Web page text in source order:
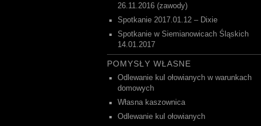
26.11.2016 (zawody)
Spotkanie 2017.01.12 – Dixie
Spotkanie w Siemianowicach Śląskich
14.01.2017
POMYSŁY WŁASNE
Odlewanie kul ołowianych w warunkach
domowych
Własna kaszownica
Odlewanie kul ołowianych